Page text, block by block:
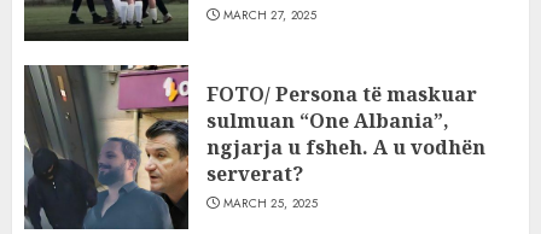
MARCH 27, 2025
FOTO/ Persona të maskuar
sulmuan “One Albania”,
ngjarja u fsheh. A u vodhën
serverat?
MARCH 25, 2025